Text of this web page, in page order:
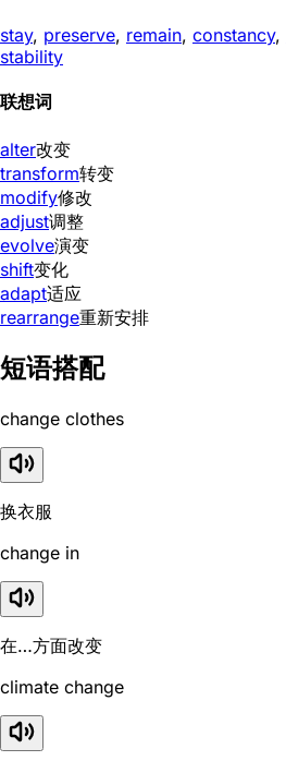
stay, preserve, remain, constancy,
stability
联想词
alter改变
transform转变
modify修改
adjust调整
evolve演变
shift变化
adapt适应
rearrange重新安排
短语搭配
change clothes
换衣服
change in
在…方面改变
climate change